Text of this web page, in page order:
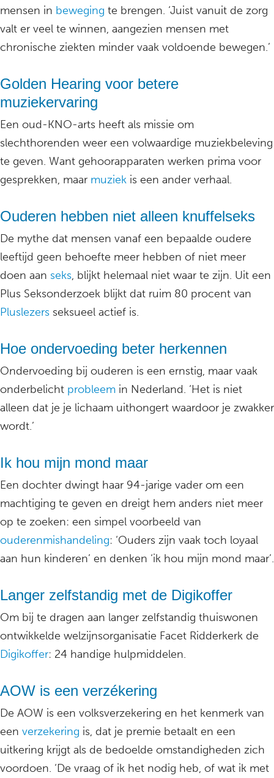
mensen in beweging te brengen. ‘Juist vanuit de zorg
valt er veel te winnen, aangezien mensen met
chronische ziekten minder vaak voldoende bewegen.’
Golden Hearing voor betere
muziekervaring
Een oud-KNO-arts heeft als missie om
slechthorenden weer een volwaardige muziekbeleving
te geven. Want gehoorapparaten werken prima voor
gesprekken, maar muziek is een ander verhaal.
Ouderen hebben niet alleen knuffelseks
De mythe dat mensen vanaf een bepaalde oudere
leeftijd geen behoefte meer hebben of niet meer
doen aan seks, blijkt helemaal niet waar te zijn. Uit een
Plus Seksonderzoek blijkt dat ruim 80 procent van
Pluslezers seksueel actief is.
Hoe ondervoeding beter herkennen
Ondervoeding bij ouderen is een ernstig, maar vaak
onderbelicht probleem in Nederland. ‘Het is niet
alleen dat je je lichaam uithongert waardoor je zwakker
wordt.’
Ik hou mijn mond maar
Een dochter dwingt haar 94-jarige vader om een
machtiging te geven en dreigt hem anders niet meer
op te zoeken: een simpel voorbeeld van
ouderenmishandeling: ‘Ouders zijn vaak toch loyaal
aan hun kinderen’ en denken ‘ik hou mijn mond maar’.
Langer zelfstandig met de Digikoffer
Om bij te dragen aan langer zelfstandig thuiswonen
ontwikkelde welzijnsorganisatie Facet Ridderkerk de
Digikoffer: 24 handige hulpmiddelen.
AOW is een verzékering
De AOW is een volksverzekering en het kenmerk van
een verzekering is, dat je premie betaalt en een
uitkering krijgt als de bedoelde omstandigheden zich
voordoen. ‘De vraag of ik het nodig heb, of wat ik met